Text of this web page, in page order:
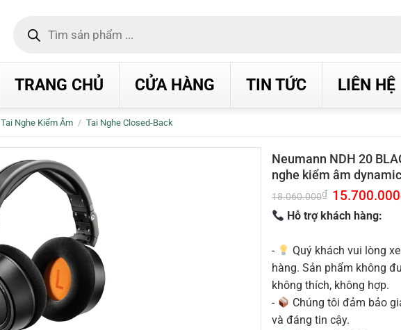
kiếm
TRANG CHỦ CỬA HÀNG TIN TỨC LIÊN HỆ
Tai Nghe Kiểm Âm / Tai Nghe Closed-Back
Neumann NDH 20
nghe kiểm âm dynamic
18.060.000₫ Giá
gốc
là:
18.060.000₫.
15.700.000
Hỗ trợ khách hàng:
-
Quý khách vui lòng
hàng. Sản phẩm không
không thích, không hợp.
-
Chúng tôi đảm bảo
và đáng tin cậy.